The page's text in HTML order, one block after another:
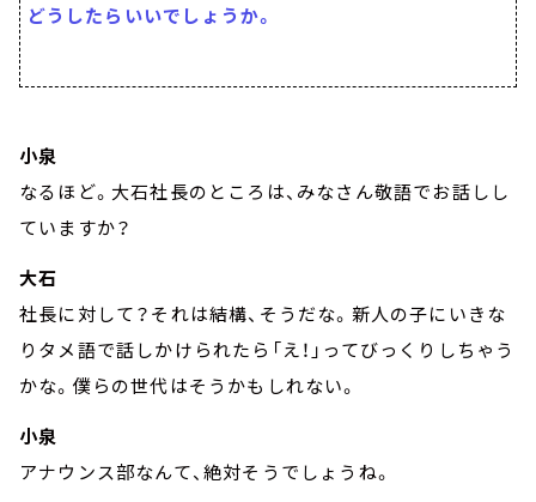
どうしたらいいでしょうか。
小泉
なるほど。大石社長のところは、みなさん敬語でお話しし
ていますか？
大石
社長に対して？それは結構、そうだな。新人の子にいきな
りタメ語で話しかけられたら「え！」ってびっくりしちゃう
かな。僕らの世代はそうかもしれない。
小泉
アナウンス部なんて、絶対そうでしょうね。